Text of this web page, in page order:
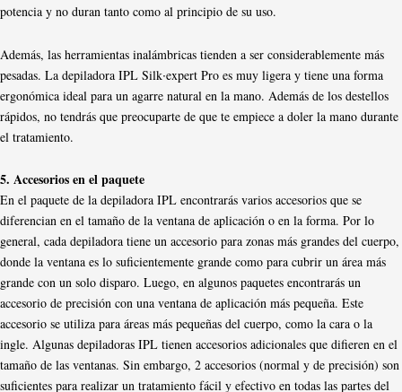
potencia y no duran tanto como al principio de su uso.
Además, las herramientas inalámbricas tienden a ser considerablemente más
pesadas. La depiladora IPL Silk∙expert Pro es muy ligera y tiene una forma
ergonómica ideal para un agarre natural en la mano. Además de los destellos
rápidos, no tendrás que preocuparte de que te empiece a doler la mano durante
el tratamiento.
5. Accesorios en el paquete
En el paquete de la depiladora IPL encontrarás varios accesorios que se
diferencian en el tamaño de la ventana de aplicación o en la forma. Por lo
general, cada depiladora tiene un accesorio para zonas más grandes del cuerpo,
donde la ventana es lo suficientemente grande como para cubrir un área más
grande con un solo disparo. Luego, en algunos paquetes encontrarás un
accesorio de precisión con una ventana de aplicación más pequeña. Este
accesorio se utiliza para áreas más pequeñas del cuerpo, como la cara o la
ingle. Algunas depiladoras IPL tienen accesorios adicionales que difieren en el
tamaño de las ventanas. Sin embargo, 2 accesorios (normal y de precisión) son
suficientes para realizar un tratamiento fácil y efectivo en todas las partes del